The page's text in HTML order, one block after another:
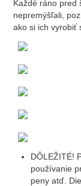
Každé ráno pred
nepremýšľali,
ako si ich vyrobiť
DÔLEŽITÉ!
používanie
peny atď.